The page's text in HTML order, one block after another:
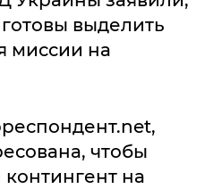
выделить
миссии на
чтобы
на